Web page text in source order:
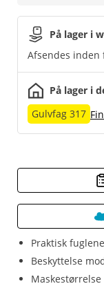
Praktisk
Beskyttelse
Maskestørrelse
På lager i
Afsendes inden
På lager i
Gulvfag 317